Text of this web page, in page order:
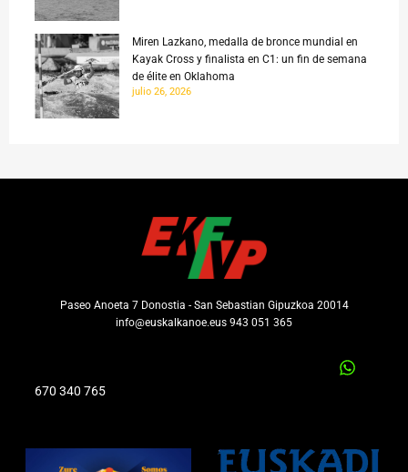
Miren Lazkano, medalla de bronce mundial en
Kayak Cross y finalista en C1: un fin de semana
de élite en Oklahoma
julio 26, 2026
Paseo Anoeta 7 Donostia - San Sebastian Gipuzkoa 20014
info@euskalkanoe.eus 943 051 365
670 340 765